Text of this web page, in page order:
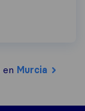
en Murcia